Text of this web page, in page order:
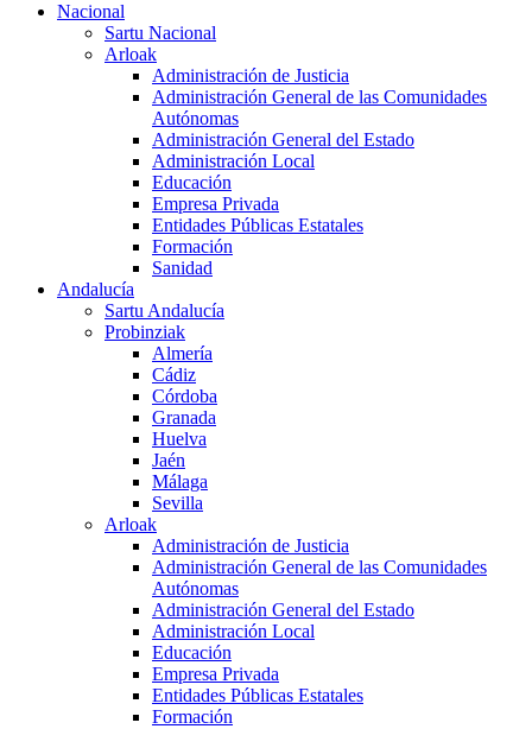
Nacional
Sartu Nacional
Arloak
Administración de Justicia
Administración General de las Comunidades
Autónomas
Administración General del Estado
Administración Local
Educación
Empresa Privada
Entidades Públicas Estatales
Formación
Sanidad
Andalucía
Sartu Andalucía
Probinziak
Almería
Cádiz
Córdoba
Granada
Huelva
Jaén
Málaga
Sevilla
Arloak
Administración de Justicia
Administración General de las Comunidades
Autónomas
Administración General del Estado
Administración Local
Educación
Empresa Privada
Entidades Públicas Estatales
Formación